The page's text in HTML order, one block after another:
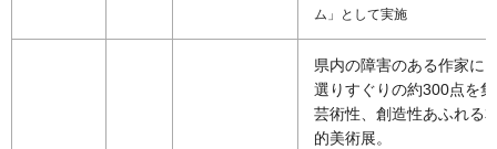
ム」として実施
県内の障害のある作家に
選りすぐりの約300点を
芸術性、創造性あふれる
的美術展。